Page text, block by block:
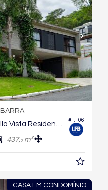
#1.106
BARRA
437,0m²
CASA EM CONDOMÍNIO